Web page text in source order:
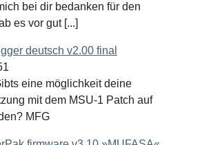
bei dir bedanken für den
es vor gut [...]
deutsch v2.00 final
eine möglichkeit deine
mit dem MSU-1 Patch auf
MFG